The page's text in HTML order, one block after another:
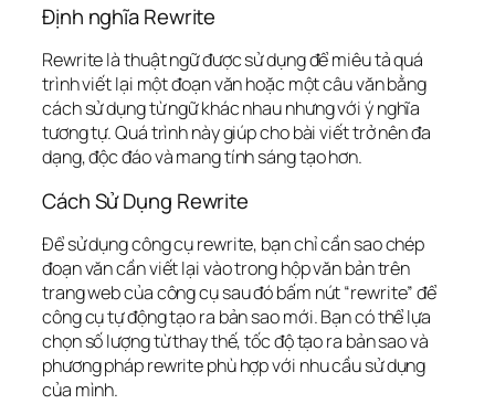
Định nghĩa Rewrite
Rewrite là thuật ngữ được sử dụng để miêu tả quá
trình viết lại một đoạn văn hoặc một câu văn bằng
cách sử dụng từ ngữ khác nhau nhưng với ý nghĩa
tương tự. Quá trình này giúp cho bài viết trở nên đa
dạng, độc đáo và mang tính sáng tạo hơn.
Cách Sử Dụng Rewrite
Để sử dụng công cụ rewrite, bạn chỉ cần sao chép
đoạn văn cần viết lại vào trong hộp văn bản trên
trang web của công cụ sau đó bấm nút “rewrite” để
công cụ tự động tạo ra bản sao mới. Bạn có thể lựa
chọn số lượng từ thay thế, tốc độ tạo ra bản sao và
phương pháp rewrite phù hợp với nhu cầu sử dụng
của mình.